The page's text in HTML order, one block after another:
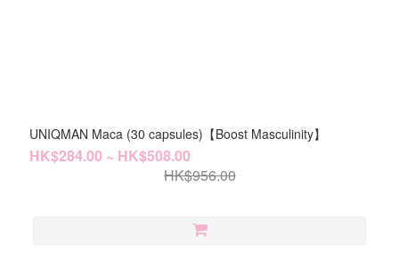
UNIQMAN Maca (30 capsules)【Boost Masculinity】
HK$284.00 ~ HK$508.00
HK$956.00